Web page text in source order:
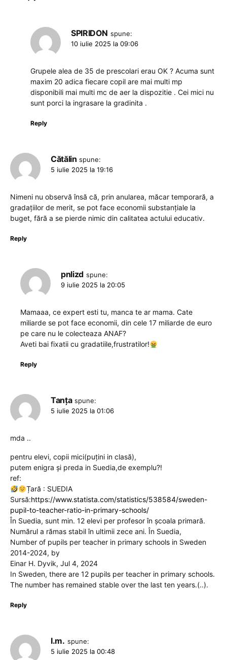
SPIRIDON spune:
10 iulie 2025 la 09:06
Grupele alea de 35 de prescolari erau OK ? Acuma sunt
maxim 20 adica fiecare copil are mai multi mp
disponibili mai multi mc de aer la dispozitie . Cei mici nu
sunt porci la ingrasare la gradinita .
Reply
Cătălin spune:
5 iulie 2025 la 19:16
Nimeni nu observă însă că, prin anularea, măcar temporară, a
gradațiilor de merit, se pot face economii substanțiale la
buget, fără a se pierde nimic din calitatea actului educativ.
Reply
pnlizd spune:
9 iulie 2025 la 20:05
Mamaaa, ce expert esti tu, manca te ar mama. Cate
miliarde se pot face economii, din cele 17 miliarde de euro
pe care nu le colecteaza ANAF?
Aveti bai fixatii cu gradatiile,frustratilor!
Reply
Tanța spune:
5 iulie 2025 la 01:06
mda ..
pentru elevi, copii mici(puțini in clasă),
putem enigra și preda in Suedia,de exemplu?!
ref:
Țară : SUEDIA
Sursă:https://www.statista.com/statistics/538584/sweden-
pupil-to-teacher-ratio-in-primary-schools/
În Suedia, sunt min. 12 elevi per profesor în școala primară.
Numărul a rămas stabil în ultimii zece ani. În Suedia,
Number of pupils per teacher in primary schools in Sweden
2014-2024, by
Einar H. Dyvik, Jul 4, 2024
In Sweden, there are 12 pupils per teacher in primary schools.
The number has remained stable over the last ten years.(..).
Reply
I.m. spune:
5 iulie 2025 la 00:48